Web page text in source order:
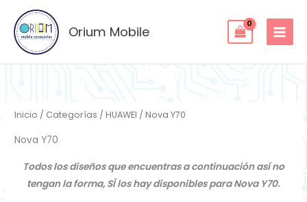
contenido
Orium Mobile
Inicio / Categorías /HUAWEI / Nova Y70
Nova Y70
Todos los diseños que encuentras a continuación así no
tengan la forma, SÍ los hay disponibles para Nova Y70.